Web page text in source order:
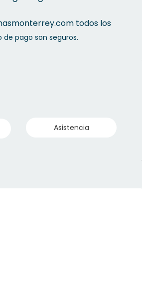
todos los
pago son seguros.
Asistencia